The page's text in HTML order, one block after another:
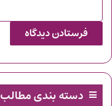
دسته بندی مطالب